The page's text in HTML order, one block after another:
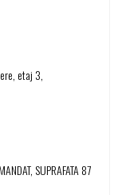
etaj 3,
SUPRAFATA 87